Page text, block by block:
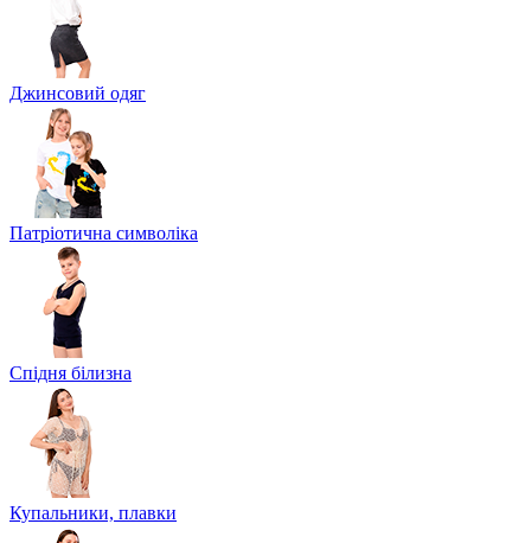
Джинсовий одяг
Патріотична символіка
Спідня білизна
Купальники, плавки